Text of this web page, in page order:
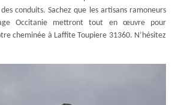
conduits. Sachez que les artisans ramoneurs
Occitanie mettront tout en œuvre pour
cheminée à Laffite Toupiere 31360. N’hésitez